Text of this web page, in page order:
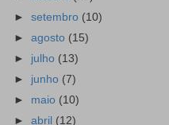
►setembro (10)
►agosto (15)
► julho (13)
► junho (7)
► maio (10)
►abril (12)